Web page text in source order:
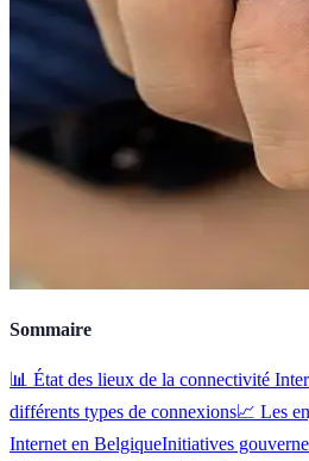
Sommaire
📊 État des lieux de la connectivité
différents types de connexions📈 Les
Internet en BelgiqueInitiatives